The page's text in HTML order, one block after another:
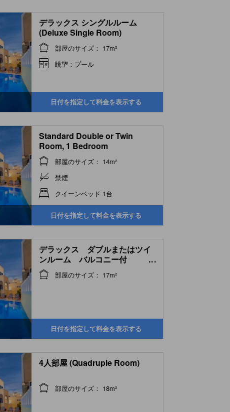
デラックス シングルルーム
(Deluxe Single Room)
部屋のサイズ： 17m²
眺望：プール
日付を指定して料金を表示する
Standard Double or Twin
Room, 1 Bedroom
部屋のサイズ： 14m²
禁煙
クイーンベッド 1台
日付を指定して料金を表示する
デラックス ダブルまたはツイ
ンルーム バルコニー付
(Deluxe Double or Twin Room
with Balcony)
...
部屋のサイズ： 17m²
日付を指定して料金を表示する
4人部屋 (Quadruple Room)
部屋のサイズ： 18m²